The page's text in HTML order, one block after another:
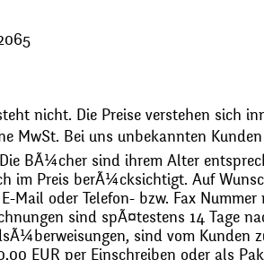
nicht. Die Preise verstehen sich
MwSt. Bei uns unbekannten Kunden
BÃ¼cher sind ihrem Alter
im Preis berÃ¼cksichtigt. Auf
Mail oder Telefon- bzw. Fax
sind spÃ¤testens 14 Tage
sind vom Kunden
EUR per Einschreiben oder als